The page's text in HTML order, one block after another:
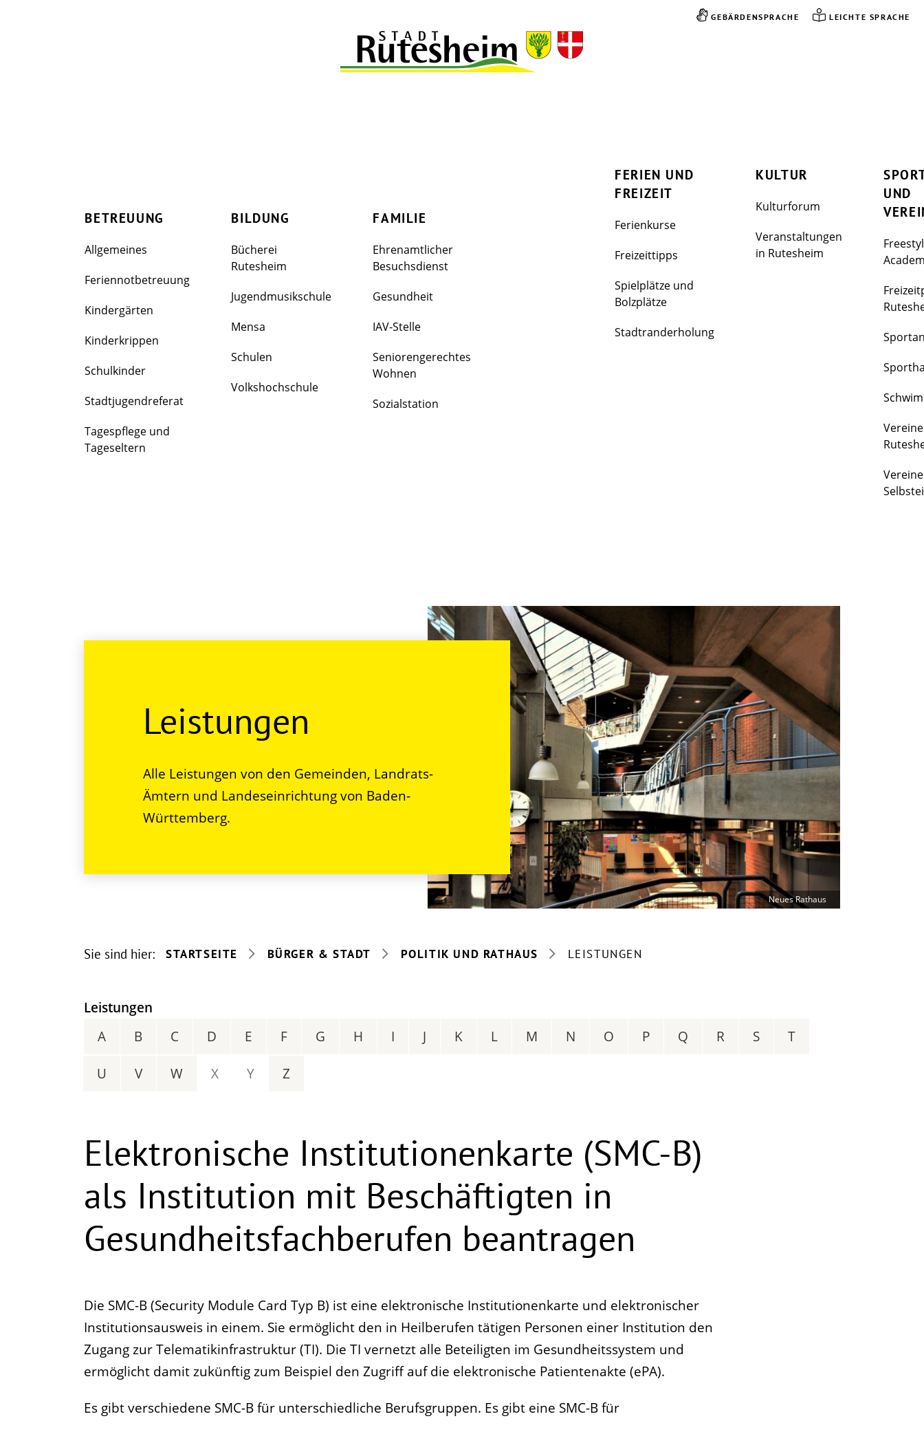
GEBÄRDENSPRACHE LEICHTE SPRACHE
FAMILIE
BILDUNG
BETREUUNG
Allgemeines
Feriennotbetreuung
Kindergärten
Kinderkrippen
Schulkinder
Stadtjugendreferat
Tagespflege und
Tageseltern
BILDUNG
Bücherei
Rutesheim
Jugendmusikschule
Mensa
Schulen
Volkshochschule
FAMILIE
Ehrenamtlicher
Besuchsdienst
Gesundheit
IAV-Stelle
Seniorengerechtes
Wohnen
Sozialstation
FERIEN UND
FREIZEIT
Ferienkurse
Freizeittipps
Spielplätze und
Bolzplätze
Stadtranderholung
KULTUR
Kulturforum
Veranstaltungen
in Rutesheim
UND
Vereine
Leistungen
Alle Leistungen von den Gemeinden, Landrats-
Ämtern und Landeseinrichtung von Baden-
Württemberg.
Neues Rathaus
Sie sind hier: STARTSEITE BÜRGER & STADT POLITIK UND RATHAUS LEISTUNGEN
Leistungen
A
B C D E F G H I J K L M N O P Q R S T
U V W X Y Z
Elektronische Institutionenkarte (SMC-B)
als Institution mit Beschäftigten in
Gesundheitsfachberufen beantragen
Die SMC-B (Security Module Card Typ B) ist eine elektronische Institutionenkarte und elektronischer
Institutionsausweis in einem. Sie ermöglicht den in Heilberufen tätigen Personen einer Institution den
Zugang zur Telematikinfrastruktur (TI). Die TI vernetzt alle Beteiligten im Gesundheitssystem und
ermöglicht damit zukünftig zum Beispiel den Zugriff auf die elektronische Patientenakte (ePA).
Es gibt verschiedene SMC-B für unterschiedliche Berufsgruppen. Es gibt eine SMC-B für